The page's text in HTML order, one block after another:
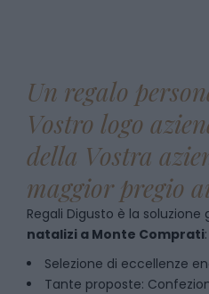
Un regalo
Vostro logo
della Vostra
maggior pregio
Regali Digusto è la soluzione
natalizi a Monte Comprati:
Selezione di eccellenze
Tante proposte: